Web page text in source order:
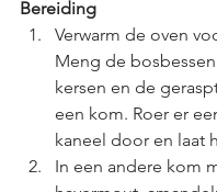
Bereiding
Verwarm de oven
Meng de
kersen en de
een kom. Roer er
kaneel door en laat
In een andere kom